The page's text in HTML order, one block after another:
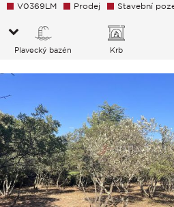
V0369LM Prodej Stavební
Plavecký bazén Krb